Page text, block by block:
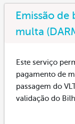
Emissão
multa
Este serviço
pagamento de
passagem do
validação do